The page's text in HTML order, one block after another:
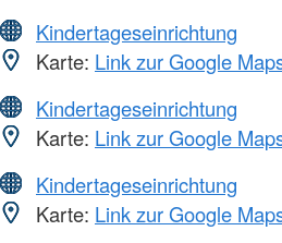
Kindertageseinrichtung
Karte: Link zur Google
Kindertageseinrichtung
Karte: Link zur Google
Kindertageseinrichtung
Karte: Link zur Google